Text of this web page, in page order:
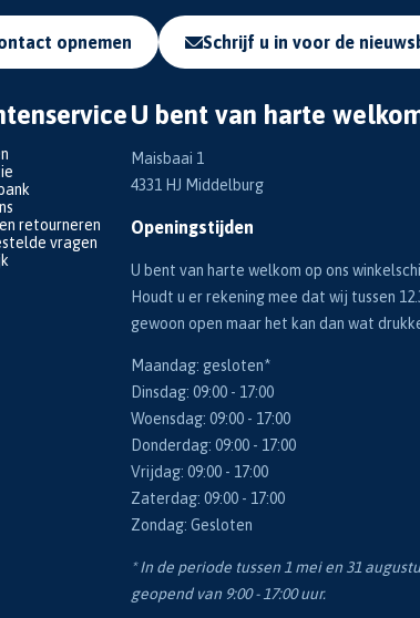
opnemen Schrijf u in voor de
retourneren
vragen
U bent van harte
Maisbaai 1
4331 HJ Middelburg
Openingstijden
U bent van harte welkom op ons
Houdt u er rekening mee dat wij tussen
gewoon open maar het kan dan wat
Maandag: gesloten*
Dinsdag: 09:00 - 17:00
Woensdag: 09:00 - 17:00
Donderdag: 09:00 - 17:00
Vrijdag: 09:00 - 17:00
Zaterdag: 09:00 - 17:00
Zondag: Gesloten
* In de periode tussen 1 mei en 31
geopend van 9:00 - 17:00 uur.